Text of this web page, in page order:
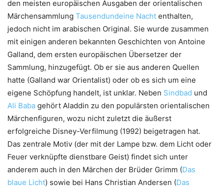
den meisten europäischen Ausgaben der orientalischen
Märchensammlung Tausendundeine Nacht enthalten,
jedoch nicht im arabischen Original. Sie wurde zusammen
mit einigen anderen bekannten Geschichten von Antoine
Galland, dem ersten europäischen Übersetzer der
Sammlung, hinzugefügt. Ob er sie aus anderen Quellen
hatte (Galland war Orientalist) oder ob es sich um eine
eigene Schöpfung handelt, ist unklar. Neben Sindbad und
Ali Baba gehört Aladdin zu den populärsten orientalischen
Märchenfiguren, wozu nicht zuletzt die äußerst
erfolgreiche Disney-Verfilmung (1992) beigetragen hat.
Das zentrale Motiv (der mit der Lampe bzw. dem Licht oder
Feuer verknüpfte dienstbare Geist) findet sich unter
anderem auch in den Märchen der Brüder Grimm (Das
blaue Licht) sowie bei Hans Christian Andersen (Das